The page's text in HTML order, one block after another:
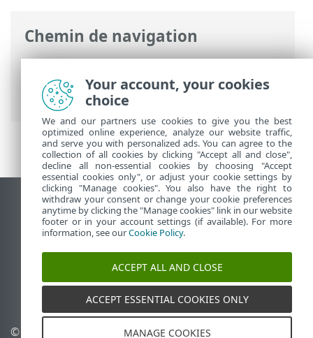
Chemin de navigation
Aide en ligne ESET>ESET Package
Installer
>ESET PROTECT Programme
d’installation Live Installer – Windows
Afficher le site des postes de travail
End of Life
Base de connaissances ESET
ESET Status Portal
Support régional
© 1992 - 2026 ESET, spol. s
Your account, your cookies
choice
We and our partners use cookies to give you the best
optimized online experience, analyze our website traffic,
and serve you with personalized ads. You can agree to the
collection of all cookies by clicking "Accept all and close",
decline all non-essential cookies by choosing "Accept
essential cookies only", or adjust your cookie settings by
clicking "Manage cookies". You also have the right to
withdraw your consent or change your cookie preferences
anytime by clicking the "Manage cookies" link in our website
footer or in your account settings (if available). For more
information, see ourCookie Policy.
ACCEPT ALL AND CLOSE
ACCEPT ESSENTIAL COOKIES ONLY
MANAGE COOKIES